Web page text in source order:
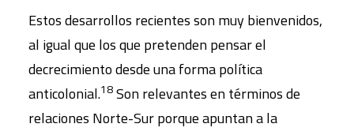
Estos desarrollos recientes son muy bienvenidos,
al igual que los que pretenden pensar el
decrecimiento desde una forma política
anticolonial.18 Son relevantes en términos de
relaciones Norte-Sur porque apuntan a la